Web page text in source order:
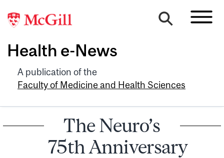
Health e-News
A publication of the
Faculty of Medicine and Health Sciences
The Neuro’s
75th Anniversary